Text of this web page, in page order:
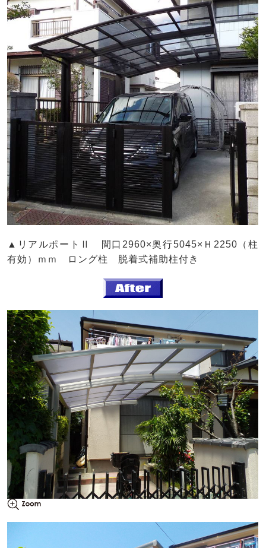
▲リアルポートⅡ 間口2960×奥行5045×Ｈ2250（柱
有効）ｍｍ ロング柱 脱着式補助柱付き